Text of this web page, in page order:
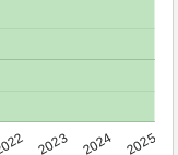
2023 2024 2025